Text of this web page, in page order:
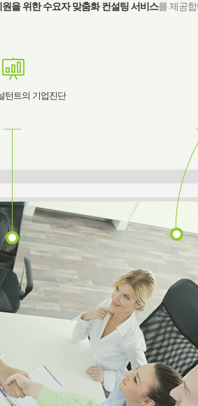
을 위한 수요자 맞춤화 컨설팅 서비스를 제공합
턴트의 기업진단